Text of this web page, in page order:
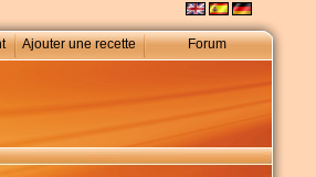
Ajouter une recette Forum